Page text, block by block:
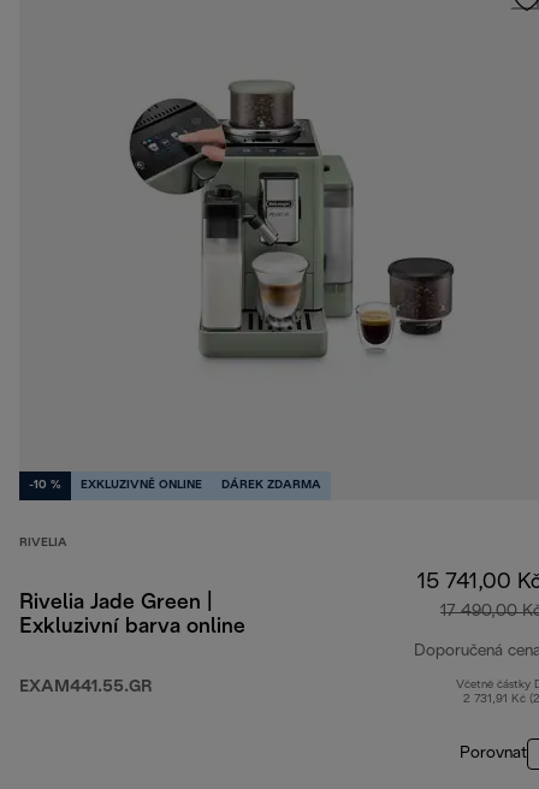
-10 % EXKLUZIVNĚ ONLINE DÁREK ZDARMA
RIVELIA
Rivelia Jade Green |
Exkluzivní barva online
EXAM441.55.GR
15 741,00
17 490,00
Doporučená
Včetně částky
2 731,91 Kč
Porovnat